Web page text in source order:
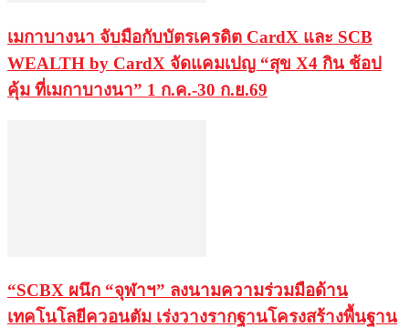
เมกาบางนา จับมือกับบัตรเครดิต CardX และ SCB
WEALTH by CardX จัดแคมเปญ “สุข X4 กิน ช้อป
คุ้ม ที่เมกาบางนา” 1 ก.ค.-30 ก.ย.69
“SCBX ผนึก “จุฬาฯ” ลงนามความร่วมมือด้าน
เทคโนโลยีควอนตัม เร่งวางรากฐานโครงสร้างพื้นฐาน